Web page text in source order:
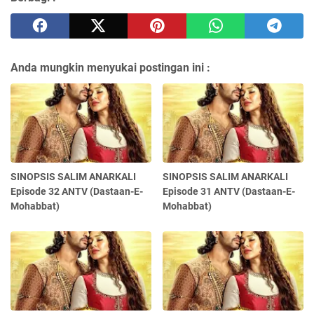
Anda mungkin menyukai postingan ini :
SINOPSIS SALIM ANARKALI
Episode 32 ANTV (Dastaan-E-
Mohabbat)
SINOPSIS SALIM ANARKALI
Episode 31 ANTV (Dastaan-E-
Mohabbat)